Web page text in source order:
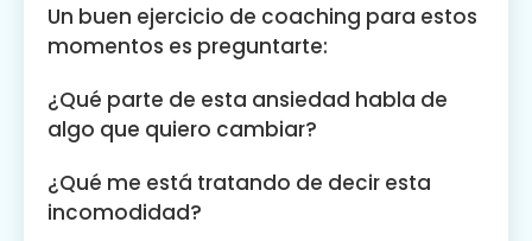
Un buen ejercicio de coaching para estos
momentos es preguntarte:
¿Qué parte de esta ansiedad habla de
algo que quiero cambiar?
¿Qué me está tratando de decir esta
incomodidad?